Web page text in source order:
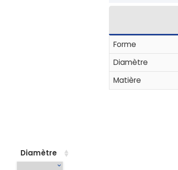
Forme
Diamètre
Matière
Diamètre